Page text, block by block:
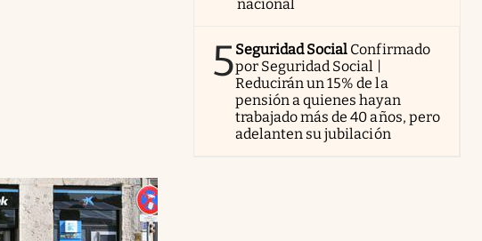
nacional
5Seguridad Social Confirmado
por Seguridad Social |
Reducirán un 15% de la
pensión a quienes hayan
trabajado más de 40 años, pero
adelanten su jubilación